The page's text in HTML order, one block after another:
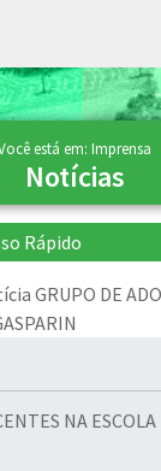
está em: Imprensa
Notícias
NA ESCOLA